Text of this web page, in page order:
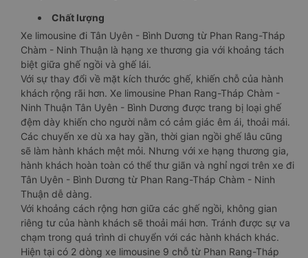
Chất lượng
Xe limousine đi Tân Uyên - Bình Dương từ Phan Rang-Tháp
Chàm - Ninh Thuận là hạng xe thương gia với khoảng tách
biệt giữa ghế ngồi và ghế lái.
Với sự thay đổi về mặt kích thước ghế, khiến chỗ của hành
khách rộng rãi hơn. Xe limousine Phan Rang-Tháp Chàm -
Ninh Thuận Tân Uyên - Bình Dương được trang bị loại ghế
đệm dày khiến cho người nằm có cảm giác êm ái, thoải mái.
Các chuyến xe dù xa hay gần, thời gian ngồi ghế lâu cũng
sẽ làm hành khách mệt mỏi. Nhưng với xe hạng thương gia,
hành khách hoàn toàn có thể thư giãn và nghỉ ngơi trên xe đi
Tân Uyên - Bình Dương từ Phan Rang-Tháp Chàm - Ninh
Thuận dễ dàng.
Với khoảng cách rộng hơn giữa các ghế ngồi, không gian
riêng tư của hành khách sẽ thoải mái hơn. Tránh được sự va
chạm trong quá trình di chuyển với các hành khách khác.
Hiện tại có 2 dòng xe limousine 9 chỗ từ Phan Rang-Tháp